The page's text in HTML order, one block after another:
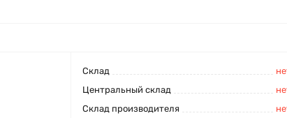
Cклад
Центральный склад
Склад производителя